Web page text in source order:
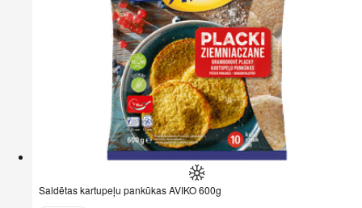
Saldētas kartupeļu pankūkas AVIKO 600g